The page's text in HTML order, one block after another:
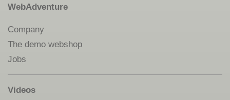
WebAdventure
Company
The demo webshop
Jobs
Videos